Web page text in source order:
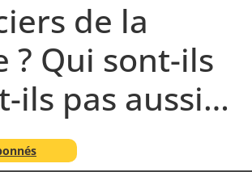
de la
? Qui sont-ils
ils pas aussi…